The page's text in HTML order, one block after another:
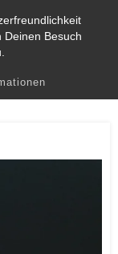
Deinen Besuch
zum Dekorieren